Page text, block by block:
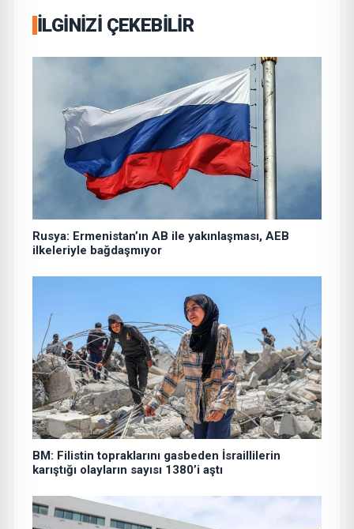
İLGINIZI ÇEKEBILIR
Rusya: Ermenistan’ın AB ile yakınlaşması, AEB
ilkeleriyle bağdaşmıyor
BM: Filistin topraklarını gasbeden İsraillilerin
karıştığı olayların sayısı 1380’i aştı